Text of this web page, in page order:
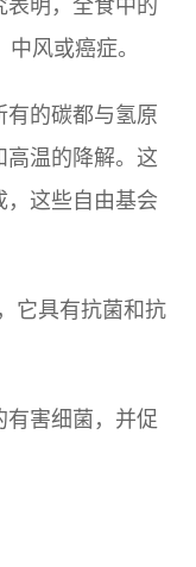
表明，全食中的
风或癌症。
的碳都与氢原
高温的降解。这
，这些自由基会
它具有抗菌和抗
有害细菌，并促